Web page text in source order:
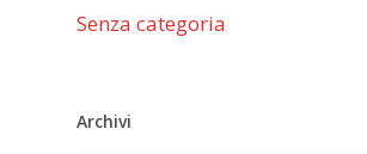
Senza categoria
Archivi